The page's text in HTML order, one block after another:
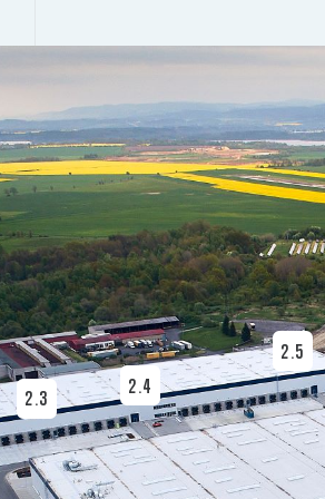
2.3
2.4
2.5